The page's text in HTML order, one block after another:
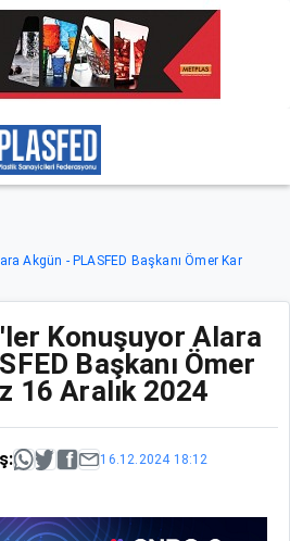
Akgün - PLASFED Başkanı Ömer Kar
Konuşuyor Alara
Başkanı Ömer
16 Aralık 2024
16.12.2024 18:12